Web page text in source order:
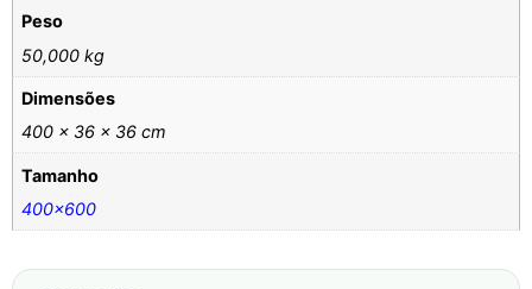
Peso
50,000 kg
Dimensões
400 × 36 × 36 cm
Tamanho
400×600